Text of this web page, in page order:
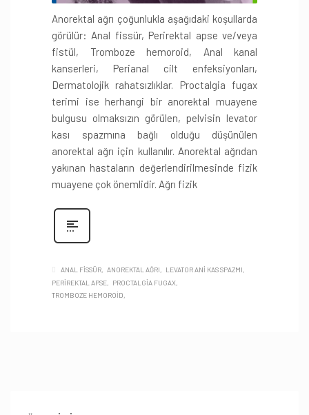
Anorektal ağrı çoğunlukla aşağıdaki koşullarda
görülür: Anal fissür, Perirektal apse ve/veya
fistül, Tromboze hemoroid, Anal kanal
kanserleri, Perianal cilt enfeksiyonları,
Dermatolojik rahatsızlıklar. Proctalgia fugax
terimi ise herhangi bir anorektal muayene
bulgusu olmaksızın görülen, pelvisin levator
kası spazmına bağlı olduğu düşünülen
anorektal ağrı için kullanılır. Anorektal ağrıdan
yakınan hastaların değerlendirilmesinde fizik
muayene çok önemlidir. Ağrı fizik
ANAL FISSÜR ANOREKTAL AĞRI
LEVATOR ANI KAS SPAZMI
PERIREKTAL APSE
PROCTALGIA FUGAX
TROMBOZE HEMOROID